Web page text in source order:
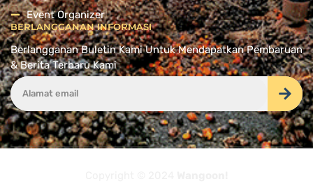
Event Organizer
BERLANGGANAN INFORMASI
Berlangganan Buletin Kami Untuk Mendapatkan Pembaruan
& Berita Terbaru Kami